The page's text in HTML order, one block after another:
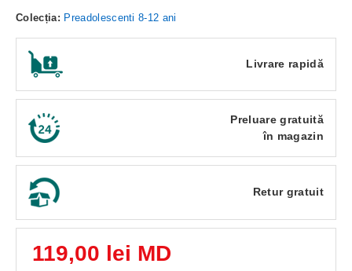
Colecția: Preadolescenti 8-12 ani
Livrare rapidă
Preluare gratuită
în magazin
Retur gratuit
119,00 lei MD